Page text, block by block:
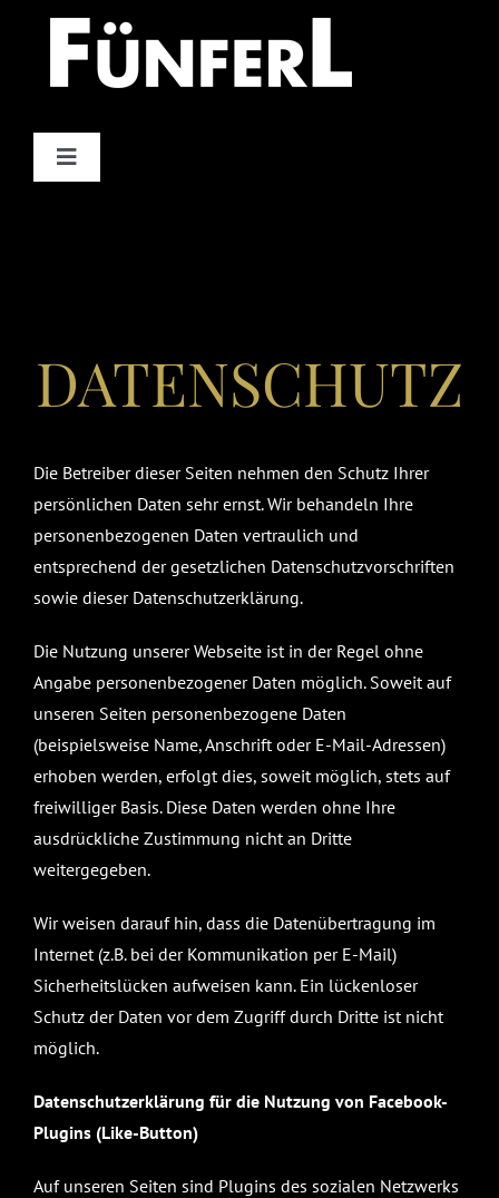
Toggle
DATENSCHUTZ
Die Betreiber dieser Seiten nehmen den Schutz Ihrer
persönlichen Daten sehr ernst. Wir behandeln Ihre
personenbezogenen Daten vertraulich und
entsprechend der gesetzlichen Datenschutzvorschriften
sowie dieser Datenschutzerklärung.
Die Nutzung unserer Webseite ist in der Regel ohne
Angabe personenbezogener Daten möglich. Soweit auf
unseren Seiten personenbezogene Daten
(beispielsweise Name, Anschrift oder E-Mail-Adressen)
erhoben werden, erfolgt dies, soweit möglich, stets auf
freiwilliger Basis. Diese Daten werden ohne Ihre
ausdrückliche Zustimmung nicht an Dritte
weitergegeben.
Wir weisen darauf hin, dass die Datenübertragung im
Internet (z.B. bei der Kommunikation per E-Mail)
Sicherheitslücken aufweisen kann. Ein lückenloser
Schutz der Daten vor dem Zugriff durch Dritte ist nicht
möglich.
Datenschutzerklärung für die Nutzung von Facebook-
Plugins (Like-Button)
Auf unseren Seiten sind Plugins des sozialen Netzwerks